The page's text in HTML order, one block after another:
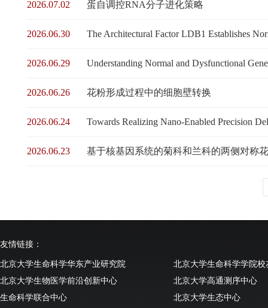
2026.07.02 蛋自调控RNA分子进化策略
2026.06.30 The Architectural Factor LDB1 Establishes
2026.06.29 Understanding Normal and Dysfunctional
2026.06.26 花粉形成过程中的细胞壁转换
2026.06.24 Towards Realizing Nano-Enabled Precision
2026.06.23 基于核基因系统的菊科和兰科的两侧对称
友情链接：
北京大学生命科学华东产业研究院
北京大学生命科学学院校
北京大学生物医学前沿创新中心
北京大学高通测序中心
生命科学联合中心
北京大学生态中心